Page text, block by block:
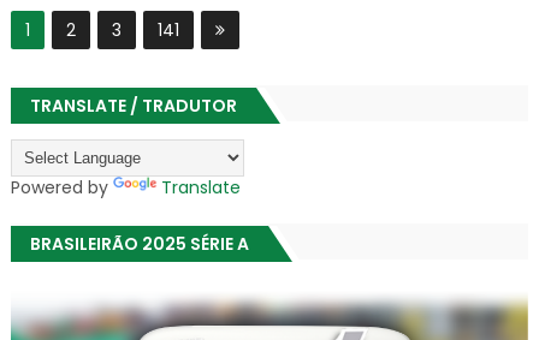
1 2 3 141
TRANSLATE / TRADUTOR
Powered by Translate
BRASILEIRÃO 2025 SÉRIE A